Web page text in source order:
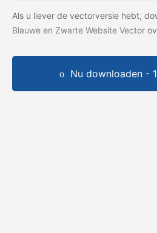
Als u liever de vectorversie hebt,
Blauwe en Zwarte Website Vector
Nu downloaden -